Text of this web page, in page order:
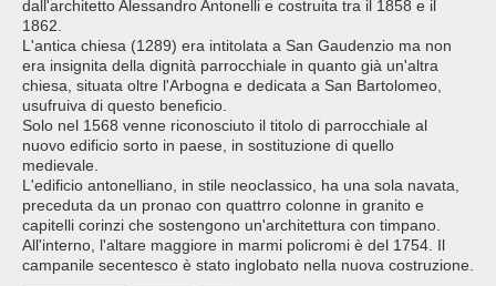
dall'architetto Alessandro Antonelli e costruita tra il 1858 e il
1862.
L'antica chiesa (1289) era intitolata a San Gaudenzio ma non
era insignita della dignità parrocchiale in quanto già un'altra
chiesa, situata oltre l'Arbogna e dedicata a San Bartolomeo,
usufruiva di questo beneficio.
Solo nel 1568 venne riconosciuto il titolo di parrocchiale al
nuovo edificio sorto in paese, in sostituzione di quello
medievale.
L'edificio antonelliano, in stile neoclassico, ha una sola navata,
preceduta da un pronao con quattrro colonne in granito e
capitelli corinzi che sostengono un'architettura con timpano.
All'interno, l'altare maggiore in marmi policromi è del 1754. Il
campanile secentesco è stato inglobato nella nuova costruzione.